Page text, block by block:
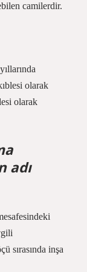
camilerdir.
olarak
olarak
adı
sırasında inşa